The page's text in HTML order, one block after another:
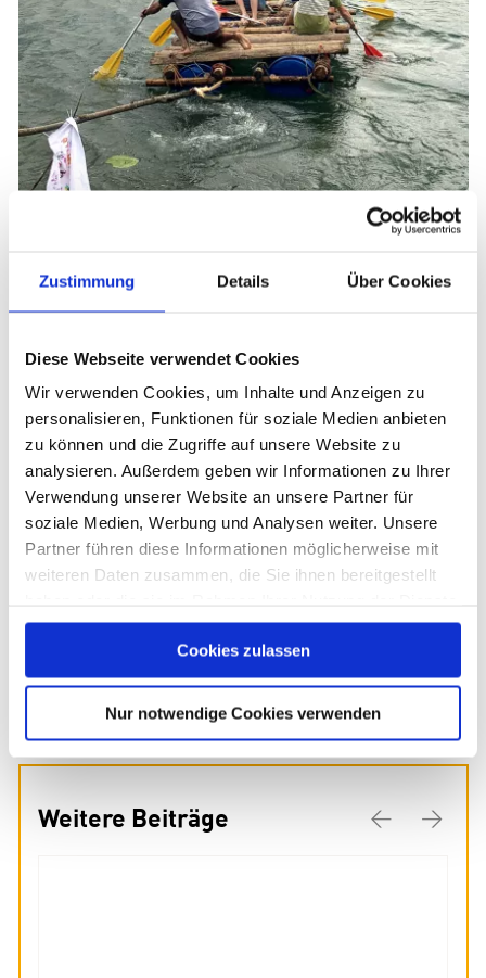
Zustimmung Details Über Cookies
Diese Webseite verwendet Cookies
Wir verwenden Cookies, um Inhalte und Anzeigen zu
personalisieren, Funktionen für soziale Medien anbieten
zu können und die Zugriffe auf unsere Website zu
analysieren. Außerdem geben wir Informationen zu Ihrer
Verwendung unserer Website an unsere Partner für
soziale Medien, Werbung und Analysen weiter. Unsere
Partner führen diese Informationen möglicherweise mit
weiteren Daten zusammen, die Sie ihnen bereitgestellt
gesammelt haben. Sie geben Einwilligung zu unseren
Cookies, wenn Sie unsere Webseite weiterhin nutzen.
Cookies zulassen
Nur notwendige Cookies verwenden
Impressionen 2. Familienauszeit Juli
Weitere Beiträge Previous
Next